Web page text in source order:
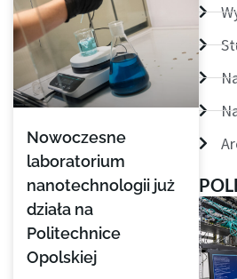
Nowoczesne
laboratorium
nanotechnologii już
działa na
Politechnice
Opolskiej